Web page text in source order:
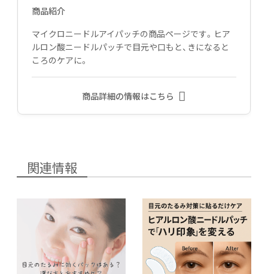
商品紹介
マイクロニードルアイパッチの商品ページです。ヒア
ルロン酸ニードルパッチで目元や口もと、きになると
ころのケアに。
商品詳細の情報はこちら
関連情報